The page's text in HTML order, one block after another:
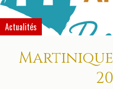
Actualités
Martinique